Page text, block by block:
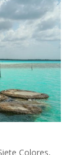
Colores,